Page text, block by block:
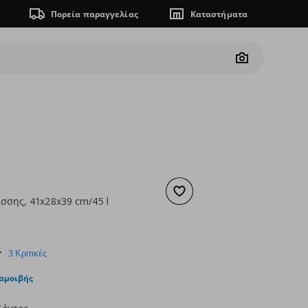
Πορεία παραγγελίας Καταστήματα
Camera
Προσθήκη στα αγαπημένα
41x28x39 cm/45 l
τιμή
4.3
rating
3 Κριτικές